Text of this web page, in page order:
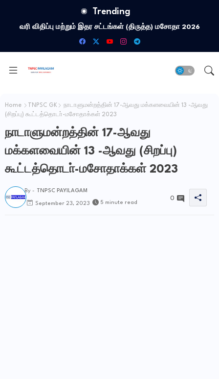
Trending
தமிழ்நாடு வேளாண் பட்ஜெட் 2026-27: முக்கிய அம்சங்கள்
Home TNPSC GK
நாடாளுமன்றத்தின் 17-ஆவது மக்களவையின் 13 -ஆவது
(சிறப்பு) கூட்டத்தொடா்-மசோதாக்கள் 2023
நாடாளுமன்றத்தின் 17-ஆவது
மக்களவையின் 13 -ஆவது (சிறப்பு)
கூட்டத்தொடா்-மசோதாக்கள் 2023
By - TNPSC PAYILAGAM
September 23, 2023 5 minute read
0